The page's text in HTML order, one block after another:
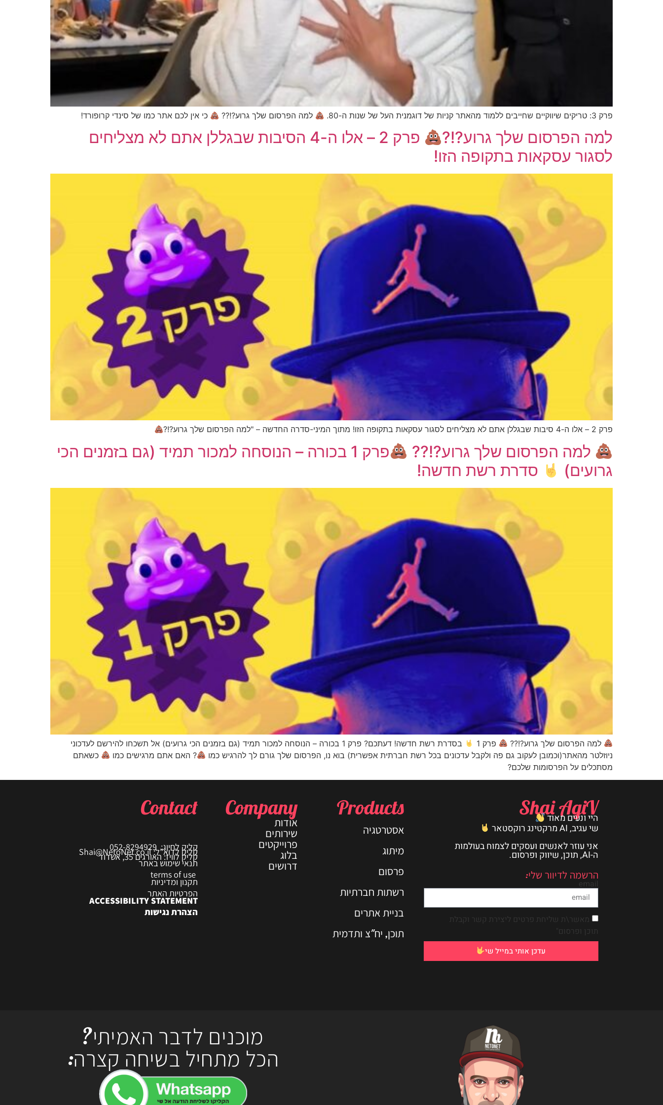
פרק 3: טריקים שיווקיים שחייבים ללמוד מהאתר קניות של דוגמנית העל של שנות ה-80. למה הפרסום שלך גרוע?!?? כי אין לכם אתר כמו של סינדי קרופורד!
למה הפרסום שלך גרוע?!?
פרק 2 – אלו ה-4 הסיבות שבגללן אתם לא מצליחים
לסגור עסקאות בתקופה הזו!
פרק 2 – אלו ה-4 סיבות שבגללן אתם לא מצליחים לסגור עסקאות בתקופה הזו! מתוך המיני-סדרה החדשה – "למה הפרסום שלך גרוע?!?
למה הפרסום שלך גרוע?!??
פרק 1 בכורה – הנוסחה למכור תמיד (גם בזמנים הכי
גרועים)
סדרת רשת חדשה!
למה הפרסום שלך גרוע?!?? פרק 1
בסדרת רשת חדשה! דעתכם? פרק 1 בכורה – הנוסחה למכור תמיד (גם בזמנים הכי גרועים) אל תשכחו להירשם לעדכוני
ניוזלטר מהאתר(וכמובן לעקוב גם פה ולקבל עדכונים בכל רשת חברתית אפשרית) בוא נו, הפרסום שלך גורם לך להרגיש כמו
? האם אתם מרגישים כמו
כשאתם
מסתכלים על הפרסומות שלכם?
Shai AgiV
היי ונעים מאוד
שי עגיב, AI מרקטינג רוקסטאר
אני עוזר לאנשים ועסקים לצמוח בעולמות
ה-AI, תוכן, שיווק ופרסום.
הרשמה לדיוור שלי:
email
מאשר\ת שליחת פרטים ליצירת קשר וקבלת
תוכן ופרסום"
עדכן אותי במייל שי
Products
אסטרטגיה
מיתוג
פרסום
רשתות חברתיות
בניית אתרים
תוכן, יח"צ ותדמית
Company
אודות
שירותים
פרוייקטים
בלוג
דרושים
Contact
קליק לחיוג: 052-8294929
קליק לדוא"ל: Shai@NetoNet.co.il
קליק לוויז: האורגים 35, אשדוד
תנאי שימוש באתר
תקנון ומדיניות
הפרטיות האתר
ACCESSIBILITY STATEMENT
הצהרת נגישות
מוכנים לדבר האמיתי?
הכל מתחיל בשיחה קצרה: